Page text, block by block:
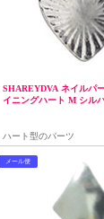
SHAREYDVA ネイルパ
イニングハート M シル
ハート型のパーツ
メール便